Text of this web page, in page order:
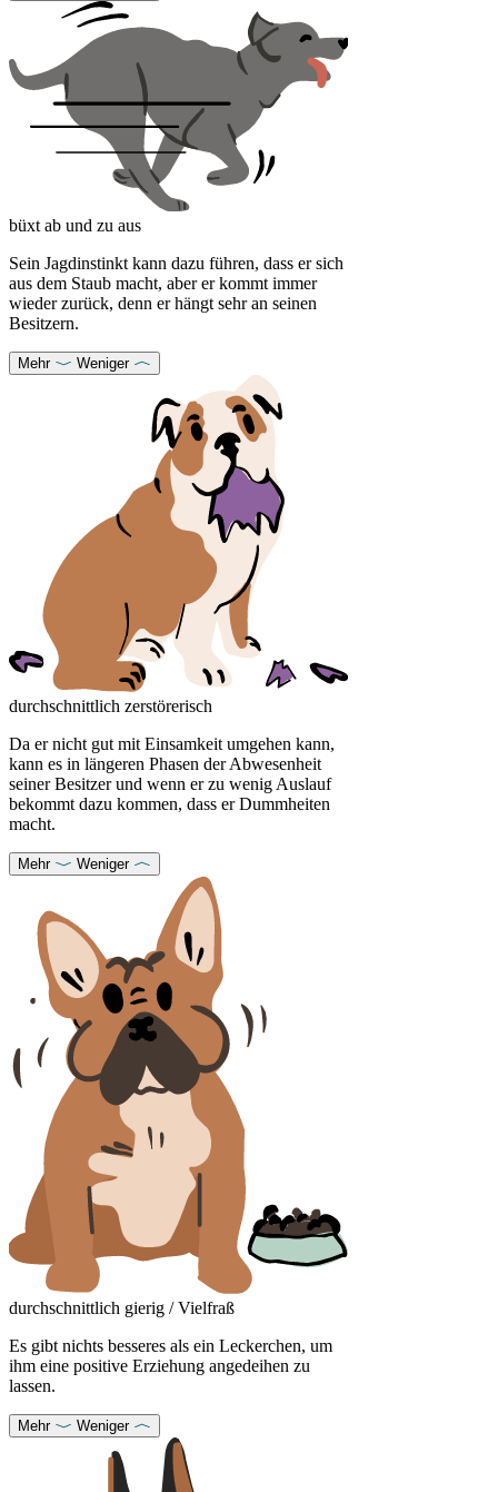
büxt ab und zu aus
Sein Jagdinstinkt kann dazu führen, dass er sich
aus dem Staub macht, aber er kommt immer
wieder zurück, denn er hängt sehr an seinen
Besitzern.
Mehr Weniger
durchschnittlich zerstörerisch
Da er nicht gut mit Einsamkeit umgehen kann,
kann es in längeren Phasen der Abwesenheit
seiner Besitzer und wenn er zu wenig Auslauf
bekommt dazu kommen, dass er Dummheiten
macht.
Mehr Weniger
durchschnittlich gierig / Vielfraß
Es gibt nichts besseres als ein Leckerchen, um
ihm eine positive Erziehung angedeihen zu
lassen.
Mehr Weniger